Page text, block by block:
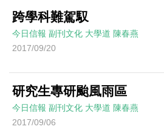
跨學科難駕馭
今日信報 副刊文化 大學道 陳春燕
2017/09/20
研究生專研颱風雨區
今日信報 副刊文化 大學道 陳春燕
2017/09/06